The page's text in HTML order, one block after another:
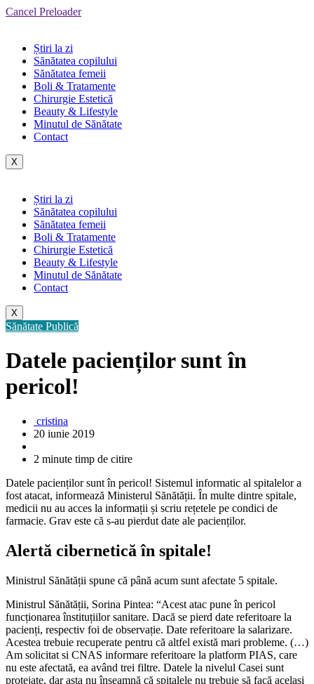
Cancel Preloader
Știri la zi
Sănătatea copilului
Sănătatea femeii
Boli & Tratamente
Chirurgie Estetică
Beauty & Lifestyle
Minutul de Sănătate
Contact
X
Știri la zi
Sănătatea copilului
Sănătatea femeii
Boli & Tratamente
Chirurgie Estetică
Beauty & Lifestyle
Minutul de Sănătate
Contact
X
Sănătate Publică
Datele pacienților sunt în
pericol!
cristina
20 iunie 2019
2 minute timp de citire
Datele pacienților sunt în pericol! Sistemul informatic al spitalelor a
fost atacat, informează Ministerul Sănătății. În multe dintre spitale,
medicii nu au acces la informații și scriu rețetele pe condici de
farmacie. Grav este că s-au pierdut date ale pacienților.
Alertă cibernetică în spitale!
Ministrul Sănătății spune că până acum sunt afectate 5 spitale.
Ministrul Sănătății, Sorina Pintea: “Acest atac pune în pericol
funcționarea înstituțiilor sanitare. Dacă se pierd date referitoare la
pacienți, respectiv foi de observație. Date referitoare la salarizare.
Acestea trebuie recuperate pentru că altfel există mari probleme. (…)
Am solicitat si CNAS informare referitoare la platform PIAS, care
nu este afectată, ea având trei filtre. Datele la nivelul Casei sunt
protejate, dar asta nu înseamnă că spitalele nu trebuie să facă același